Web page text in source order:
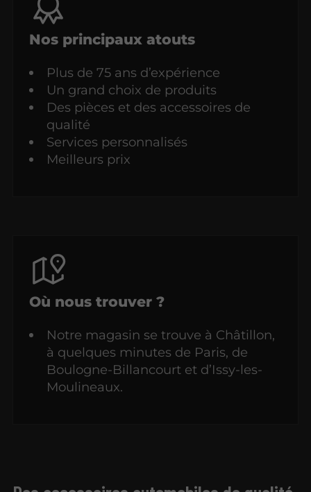
Nos principaux atouts
Plus de 75 ans d’expérience
Un grand choix de produits
Des pièces et des accessoires de
qualité
Services personnalisés
Meilleurs prix
Où nous trouver ?
Notre magasin se trouve à Châtillon,
à quelques minutes de Paris, de
Boulogne-Billancourt et d’Issy-les-
Moulineaux.